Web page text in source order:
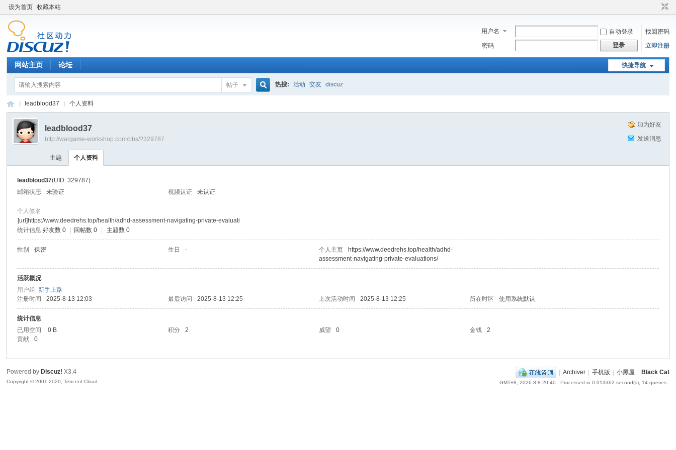
设为首页 收藏本站
用户名 自动登录
找回密码
密码
登录 立即注册
快捷导航
网站主页 论坛
帖子 热搜: 活动 交友 discuz
›
leadblood37 个人资料
加为好友
发送消息
leadblood37
http://wargame-workshop.com/bbs/?329787
主题 个人资料
leadblood37(UID: 329787)
邮箱状态
未验证 视频认证 未认证
个人签名
[url]https://www.deedrehs.top/health/adhd-assessment-navigating-private-evaluati
统计信息 好友数 0 回帖数 0 主题数 0
性别 保密 生日 - 个人主页
https://www.deedrehs.top/health/adhd-
assessment-navigating-private-evaluations/
活跃概况
用户组新手上路
注册时间
2025-8-13 12:03 最后访问 2025-8-13 12:25 上次活动时间 2025-8-13 12:25 所在时区 使用系统默认
统计信息
已用空间
0 B 积分 2 威望 0 金钱
2
贡献
0
| Archiver | 手机版 | 小黑屋 | Black Cat
GMT+8, 2026-8-8 20:40 , Processed in 0.013362 second(s), 14 queries .
Powered by Discuz! X3.4
Copyright © 2001-2020, Tencent Cloud.